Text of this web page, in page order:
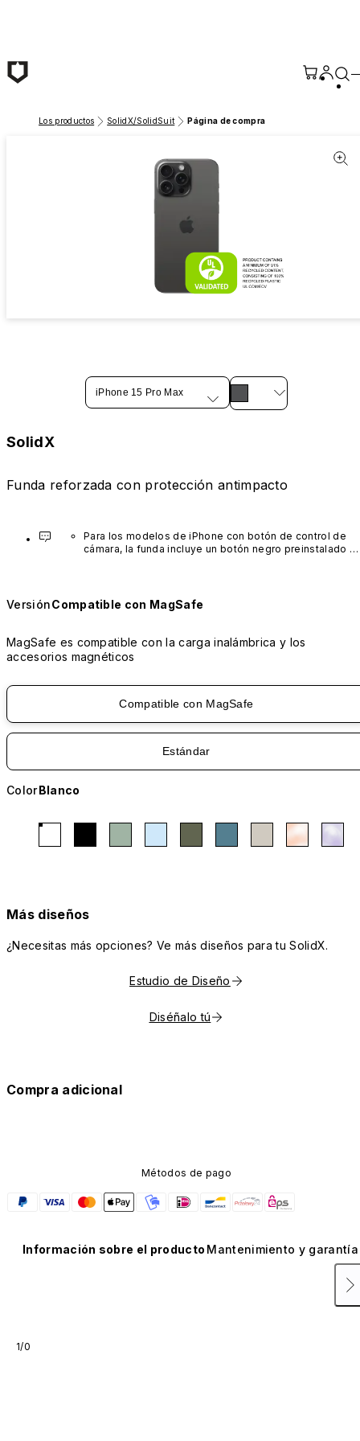
Los productos SolidX/SolidSuit Página de compra
iPhone 15 Pro Max
SolidX
Funda reforzada con protección antimpacto
Para los modelos de iPhone con botón de control de
cámara, la funda incluye un botón negro preinstalado
VersiónCompatible con MagSafe
MagSafe es compatible con la carga inalámbrica y los
accesorios magnéticos
Compatible con MagSafe
Estándar
ColorBlanco
Más diseños
¿Necesitas más opciones? Ve más diseños para tu SolidX.
Estudio de Diseño
Diséñalo tú
Compra adicional
Métodos de pago
Información sobre el producto Mantenimiento y garantía
1/0